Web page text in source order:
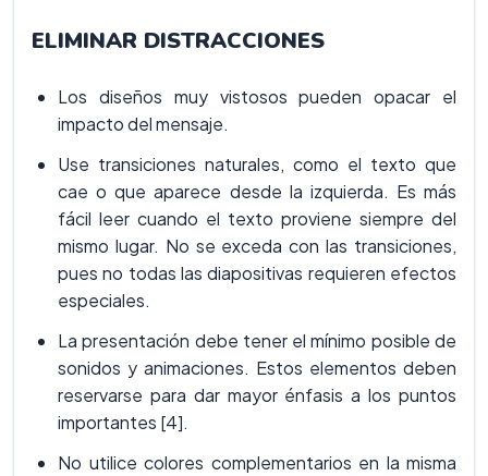
ELIMINAR DISTRACCIONES
Los diseños muy vistosos pueden opacar el
impacto del mensaje.
Use transiciones naturales, como el texto que
cae o que aparece desde la izquierda. Es más
fácil leer cuando el texto proviene siempre del
mismo lugar. No se exceda con las transiciones,
pues no todas las diapositivas requieren efectos
especiales.
La presentación debe tener el mínimo posible de
sonidos y animaciones. Estos elementos deben
reservarse para dar mayor énfasis a los puntos
importantes [4].
No utilice colores complementarios en la misma